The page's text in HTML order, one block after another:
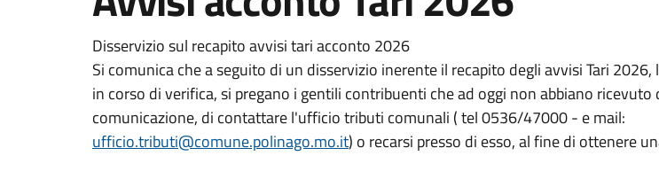
Disservizio sul recapito avvisi tari acconto 2026
Si comunica che a seguito di un disservizio inerente il recapito degli avvisi Tari 2026,
in corso di verifica, si pregano i gentili contribuenti che ad oggi non abbiano ricevuto
comunicazione, di contattare l'ufficio tributi comunali ( tel 0536/47000 - e mail:
ufficio.tributi@comune.polinago.mo.it) o recarsi presso di esso, al fine di ottenere